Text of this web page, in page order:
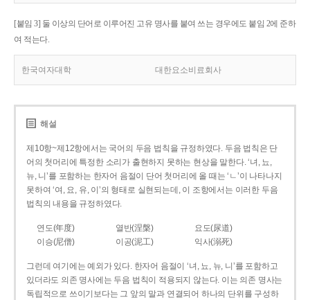
[붙임 3] 둘 이상의 단어로 이루어진 고유 명사를 붙여 쓰는 경우에도 붙임 2에 준하
여 적는다.
한국여자대학 대한요소비료회사
해설
제10항~제12항에서는 국어의 두음 법칙을 규정하였다. 두음 법칙은 단
어의 첫머리에 특정한 소리가 출현하지 못하는 현상을 말한다. ‘녀, 뇨,
뉴, 니’를 포함하는 한자어 음절이 단어 첫머리에 올 때는 ‘ㄴ’이 나타나지
못하여 ‘여, 요, 유, 이’의 형태로 실현되는데, 이 조항에서는 이러한 두음
법칙의 내용을 규정하였다.
연도(年度) 열반(涅槃)
요도(尿道)
이승(尼僧)
이공(泥工) 익사(溺死)
그런데 여기에는 예외가 있다. 한자어 음절이 ‘녀, 뇨, 뉴, 니’를 포함하고
있더라도 의존 명사에는 두음 법칙이 적용되지 않는다. 이는 의존 명사는
독립적으로 쓰이기보다는 그 앞의 말과 연결되어 하나의 단위를 구성하